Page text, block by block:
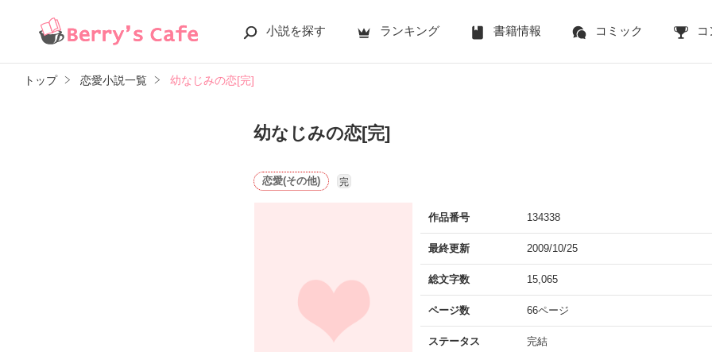
小説を探す ランキング 書籍情報 コミック
トップ 恋愛小説一覧 幼なじみの恋[完]
幼なじみの恋[完]
恋愛(その他) 完
作品番号 134338
最終更新 2009/10/25
総文字数 15,065
ページ数 66ページ
ステータス 完結